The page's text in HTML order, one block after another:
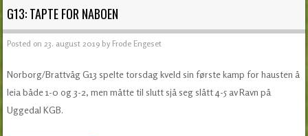
G13: TAPTE FOR NABOEN
Posted on 23. august 2019 by Frode Engeset
Norborg/Brattvåg G13 spelte torsdag kveld sin første kamp for hausten å
leia både 1-0 og 3-2, men måtte til slutt sjå seg slått 4-5 av Ravn på
Uggedal KGB.